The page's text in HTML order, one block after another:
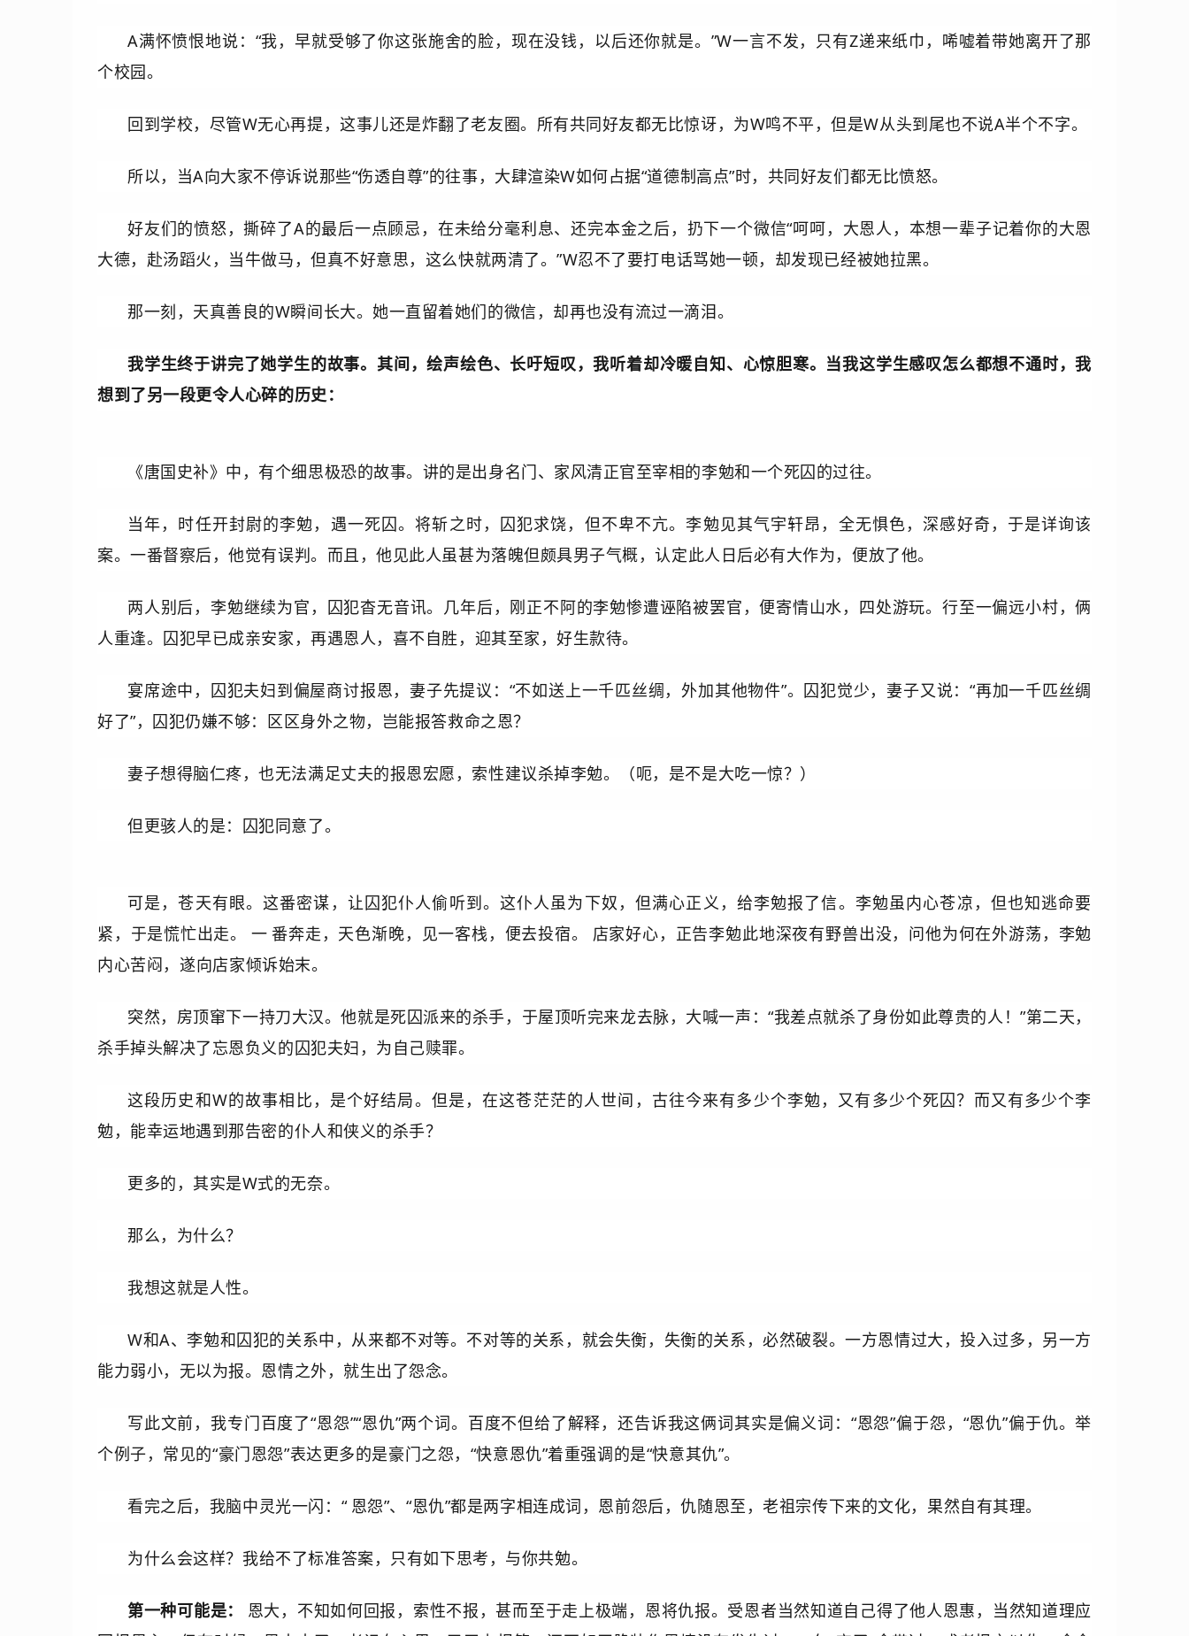
A满怀愤恨地说：“我，早就受够了你这张施舍的脸，现在没钱，以后还你就是。”W一言不发，只有Z递来纸巾，唏嘘着带她离开了那
个校园。
回到学校，尽管W无心再提，这事儿还是炸翻了老友圈。所有共同好友都无比惊讶，为W鸣不平，但是W从头到尾也不说A半个不字。
所以，当A向大家不停诉说那些“伤透自尊”的往事，大肆渲染W如何占据“道德制高点”时，共同好友们都无比愤怒。
好友们的愤怒，撕碎了A的最后一点顾忌，在未给分毫利息、还完本金之后，扔下一个微信“呵呵，大恩人，本想一辈子记着你的大恩
大德，赴汤蹈火，当牛做马，但真不好意思，这么快就两清了。”W忍不了要打电话骂她一顿，却发现已经被她拉黑。
那一刻，天真善良的W瞬间长大。她一直留着她们的微信，却再也没有流过一滴泪。
我学生终于讲完了她学生的故事。其间，绘声绘色、长吁短叹，我听着却冷暖自知、心惊胆寒。当我这学生感叹怎么都想不通时，我
想到了另一段更令人心碎的历史：
《唐国史补》中，有个细思极恐的故事。讲的是出身名门、家风清正官至宰相的李勉和一个死囚的过往。
当年，时任开封尉的李勉，遇一死囚。将斩之时，囚犯求饶，但不卑不亢。李勉见其气宇轩昂，全无惧色，深感好奇，于是详询该
案。一番督察后，他觉有误判。而且，他见此人虽甚为落魄但颇具男子气概，认定此人日后必有大作为，便放了他。
两人别后，李勉继续为官，囚犯杳无音讯。几年后，刚正不阿的李勉惨遭诬陷被罢官，便寄情山水，四处游玩。行至一偏远小村，俩
人重逢。囚犯早已成亲安家，再遇恩人，喜不自胜，迎其至家，好生款待。
宴席途中，囚犯夫妇到偏屋商讨报恩，妻子先提议：“不如送上一千匹丝绸，外加其他物件”。囚犯觉少，妻子又说：“再加一千匹丝绸
好了”，囚犯仍嫌不够：区区身外之物，岂能报答救命之恩？
妻子想得脑仁疼，也无法满足丈夫的报恩宏愿，索性建议杀掉李勉。（呃，是不是大吃一惊？）
但更骇人的是：囚犯同意了。
可是，苍天有眼。这番密谋，让囚犯仆人偷听到。这仆人虽为下奴，但满心正义，给李勉报了信。李勉虽内心苍凉，但也知逃命要
紧，于是慌忙出走。
一 番奔走，天色渐晚，见一客栈，便去投宿。
店家好心，正告李勉此地深夜有野兽出没，问他为何在外游荡，李勉
内心苦闷，遂向店家倾诉始末。
突然，房顶窜下一持刀大汉。他就是死囚派来的杀手，于屋顶听完来龙去脉，大喊一声：“我差点就杀了身份如此尊贵的人！”第二天，
杀手掉头解决了忘恩负义的囚犯夫妇，为自己赎罪。
这段历史和W的故事相比，是个好结局。但是，在这苍茫茫的人世间，古往今来有多少个李勉，又有多少个死囚？而又有多少个李
勉，能幸运地遇到那告密的仆人和侠义的杀手？
更多的，其实是W式的无奈。
那么，为什么？
我想这就是人性。
W和A、李勉和囚犯的关系中，从来都不对等。不对等的关系，就会失衡，失衡的关系，必然破裂。一方恩情过大，投入过多，另一方
能力弱小，无以为报。恩情之外，就生出了怨念。
写此文前，我专门百度了“恩怨”“恩仇”两个词。百度不但给了解释，还告诉我这俩词其实是偏义词： “恩怨”偏于怨，“恩仇”偏于仇。举
个例子，常见的“豪门恩怨”表达更多的是豪门之怨，“快意恩仇”着重强调的是“快意其仇”。
看完之后，我脑中灵光一闪：“ 恩怨”、“恩仇”都是两字相连成词，恩前怨后，仇随恩至，老祖宗传下来的文化，果然自有其理。
为什么会这样？我给不了标准答案，只有如下思考，与你共勉。
第一种可能是：
恩大，不知如何回报，索性不报，甚而至于走上极端，恩将仇报。受恩者当然知道自己得了他人恩惠，当然知道理应